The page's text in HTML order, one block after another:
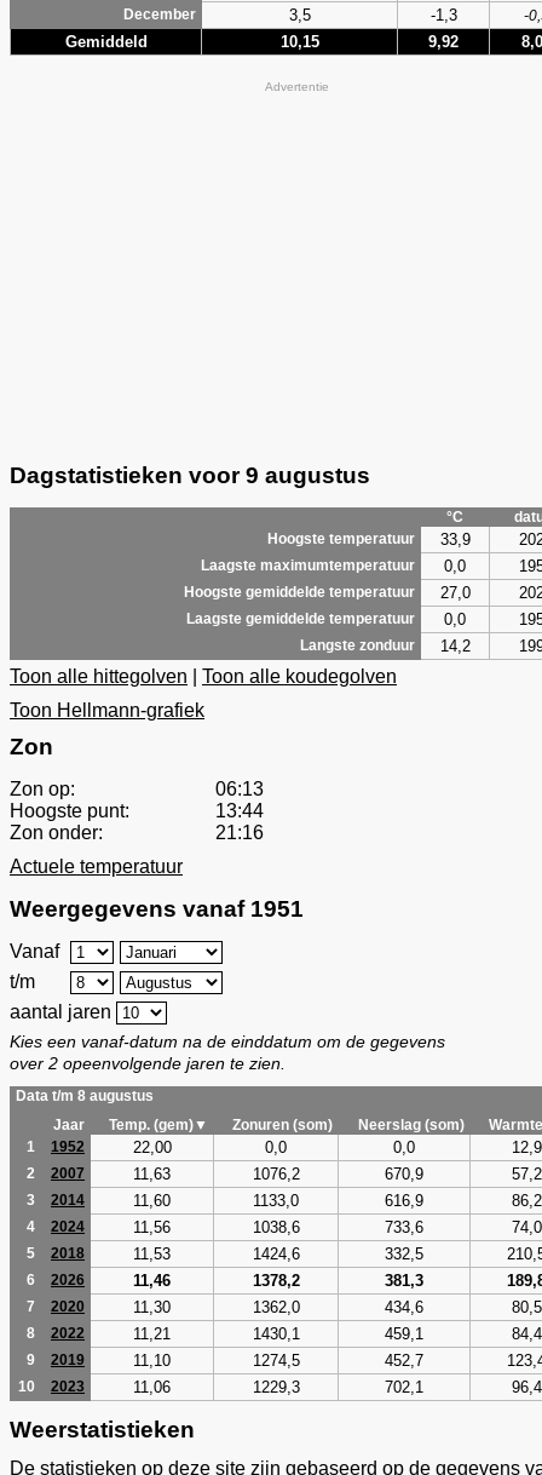
December
3,5 -1,3 -
Gemiddeld 10,15 9,92
Advertentie
Dagstatistieken voor 9 augustus
°C
Hoogste temperatuur
33,9
Laagste maximumtemperatuur 0,0
Hoogste gemiddelde temperatuur 27,0
Laagste gemiddelde temperatuur 0,0
Langste zonduur 14,2
Toon alle hittegolven
Toon alle koudegolven
Toon Hellmann-grafiek
Zon
Zon op:
06:13
Hoogste punt:
13:44
Zon onder:
21:16
Actuele temperatuur
Weergegevens vanaf 1951
Vanaf
t/m
aantal jaren
Kies een vanaf-datum na de einddatum om de gegevens
over 2 opeenvolgende jaren te zien.
Data t/m 8 augustus
Jaar
Temp. (gem)▼ Zonuren (som) Neerslag (som)
1
1952 22,00 0,0 0,0 12,9
2 2007 11,63 1076,2 670,9 57,2
3 2014 11,60 1133,0 616,9 86,2
4 2024 11,56 1038,6 733,6 74,0
5 2018 11,53 1424,6 332,5
6 2026 11,46 1378,2 381,3
7 2020 11,30 1362,0 434,6 80,5
8 2022 11,21 1430,1 459,1 84,4
9 2019 11,10 1274,5 452,7
10 2023 11,06 1229,3 702,1 96,4
Weerstatistieken
De statistieken op deze site zijn gebaseerd op de gegevens